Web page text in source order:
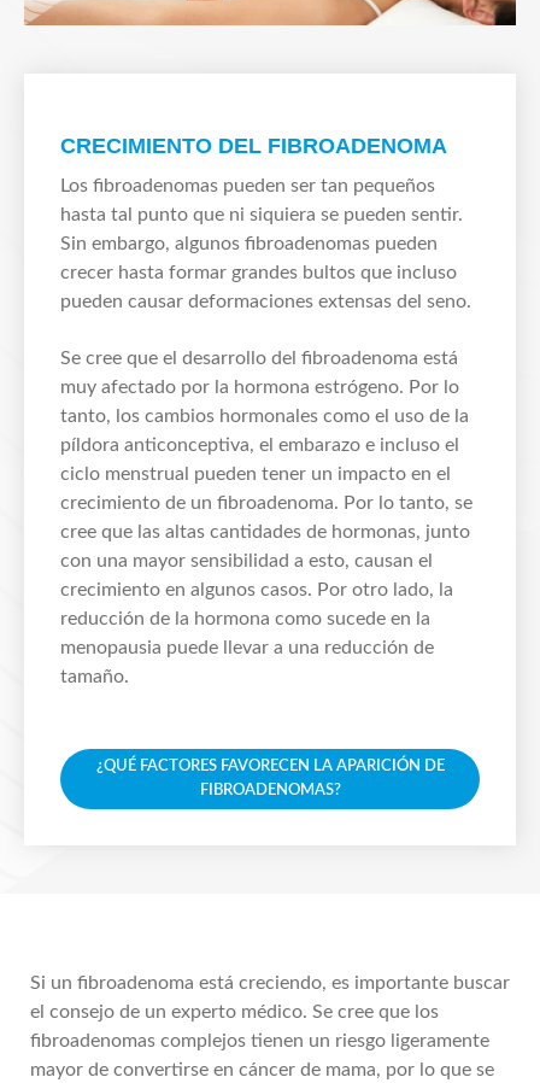
CRECIMIENTO DEL FIBROADENOMA
Los fibroadenomas pueden ser tan pequeños
hasta tal punto que ni siquiera se pueden sentir.
Sin embargo, algunos fibroadenomas pueden
crecer hasta formar grandes bultos que incluso
pueden causar deformaciones extensas del seno.
Se cree que el desarrollo del fibroadenoma está
muy afectado por la hormona estrógeno. Por lo
tanto, los cambios hormonales como el uso de la
píldora anticonceptiva, el embarazo e incluso el
ciclo menstrual pueden tener un impacto en el
crecimiento de un fibroadenoma. Por lo tanto, se
cree que las altas cantidades de hormonas, junto
con una mayor sensibilidad a esto, causan el
crecimiento en algunos casos. Por otro lado, la
reducción de la hormona como sucede en la
menopausia puede llevar a una reducción de
tamaño.
¿QUÉ FACTORES FAVORECEN LA APARICIÓN DE
FIBROADENOMAS?
Si un fibroadenoma está creciendo, es importante buscar
el consejo de un experto médico. Se cree que los
fibroadenomas complejos tienen un riesgo ligeramente
mayor de convertirse en cáncer de mama, por lo que se